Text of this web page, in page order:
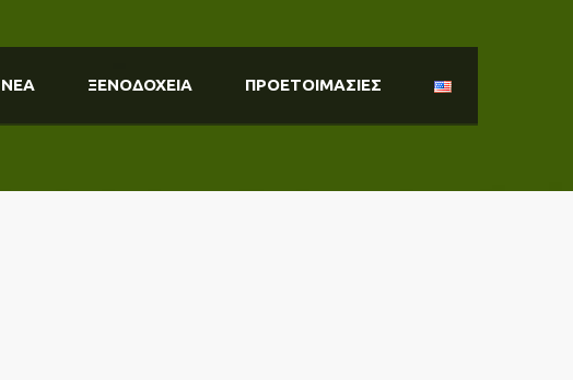
ΝΕΑ ΞΕΝΟΔΟΧΕΙΑ ΠΡΟΕΤΟΙΜΑΣΙΕΣ